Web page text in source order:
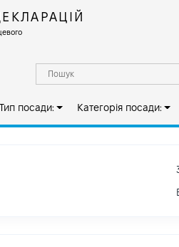
Тип посади: Категорія посади: